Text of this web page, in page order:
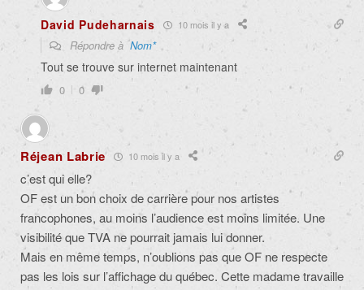
David Pudeharnais 10 mois il y a
Répondre àNom*
Tout se trouve sur internet maintenant
0 0
Réjean Labrie 10 mois il y a
c’est qui elle?
OF est un bon choix de carrière pour nos artistes
francophones, au moins l’audience est moins limitée. Une
visibilité que TVA ne pourrait jamais lui donner.
Mais en même temps, n’oublions pas que OF ne respecte
pas les lois sur l’affichage du québec. Cette madame travaille